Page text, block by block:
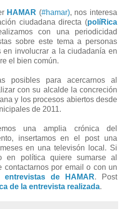
HAMAR (#hamar), nos interesa
ciudadana directa (políRica
con una periodicidad
sobre este tema a personas
en involucrar a la ciudadanía en
el bien común.
posibles para acercarnos al
con su alcalde la concreción
y los procesos abiertos desde
de 2011.
una amplia crónica del
insertamos en el post una
en una televisón local. Si
en política quiere sumarse al
contactarnos por email o con un
entrevistas de HAMAR. Post
de la entrevista realizada.